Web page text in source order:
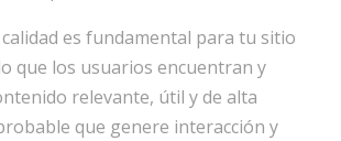
es fundamental para tu sitio
que los usuarios encuentran y
relevante, útil y de alta
que genere interacción y